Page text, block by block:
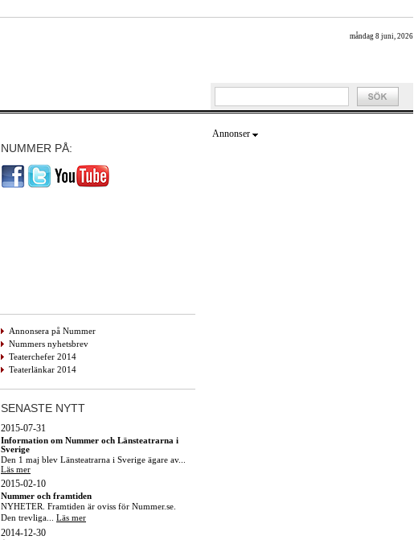
måndag 8 juni, 2026
NUMMER PÅ:
Annonsera på Nummer
Nummers nyhetsbrev
Teaterchefer 2014
Teaterlänkar 2014
SENASTE NYTT
2015-07-31
Information om Nummer och Länsteatrarna i
Sverige
Den 1 maj blev Länsteatrarna i Sverige ägare av...
Läs mer
2015-02-10
Nummer och framtiden
NYHETER. Framtiden är oviss för Nummer.se.
Den trevliga... Läs mer
2014-12-30
Annonser